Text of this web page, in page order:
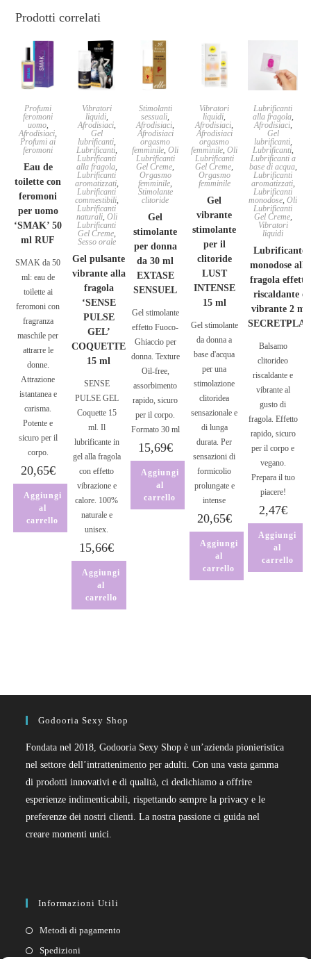
Prodotti correlati
Profumi
feromoni
uomo,
Afrodisiaci,
Profumi ai
feromoni
Eau de
toilette con
feromoni
per uomo
‘SMAK’ 50
ml RUF
SMAK da 50
ml: eau de
toilette ai
feromoni con
fragranza
maschile per
attrarre le
donne.
Attrazione
istantanea e
carisma.
Potente e
sicuro per il
corpo.
20,65€
Aggiungi
al
carrello
Vibratori
liquidi,
Afrodisiaci,
Gel
lubrificanti,
Lubrificanti,
Lubrificanti
alla fragola,
Lubrificanti
aromatizzati,
Lubrificanti
commestibili,
Lubrificanti
naturali, Oli
Lubrificanti
Gel Creme,
Sesso orale
Gel pulsante
vibrante alla
fragola
‘SENSE
PULSE
GEL’
COQUETTE
15 ml
SENSE
PULSE GEL
Coquette 15
ml. Il
lubrificante in
gel alla fragola
con effetto
vibrazione e
calore. 100%
naturale e
unisex.
15,66€
Aggiungi
al
carrello
Stimolanti
sessuali,
Afrodisiaci,
Afrodisiaci
orgasmo
femminile,Oli
Lubrificanti
Gel Creme,
Orgasmo
femminile,
Stimolante
clitoride
Gel
stimolante
per donna
da 30 ml
EXTASE
SENSUEL
Gel stimolante
effetto Fuoco-
Ghiaccio per
donna. Texture
Oil-free,
assorbimento
rapido, sicuro
per il corpo.
Formato 30 ml
15,69€
Aggiungi
al
carrello
Vibratori
liquidi,
Afrodisiaci,
Afrodisiaci
orgasmo
femminile,Oli
Lubrificanti
Gel Creme,
Orgasmo
femminile
Gel
vibrante
stimolante
per il
clitoride
LUST
INTENSE
15 ml
Gel stimolante
da donna a
base d'acqua
per una
stimolazione
clitoridea
sensazionale e
di lunga
durata. Per
sensazioni di
formicolio
prolungate e
intense
20,65€
Aggiungi
al
carrello
Lubrificanti
alla fragola,
Afrodisiaci,
Gel
lubrificanti,
Lubrificanti,
Lubrificanti a
base di acqua,
Lubrificanti
aromatizzati,
Lubrificanti
monodose,Oli
Lubrificanti
Gel Creme,
Vibratori
liquidi
Lubrificante
monodose alla
fragola effetto
riscaldante e
vibrante 2 ml
Balsamo
clitorideo
riscaldante e
vibrante al
gusto di
fragola. Effetto
rapido, sicuro
per il corpo e
vegano.
Prepara il tuo
piacere!
2,47€
Aggiungi
al
carrello
Godooria Sexy Shop
Fondata nel 2018, Godooria Sexy Shop è un’azienda pionieristica
nel settore dell’intrattenimento per adulti. Con una vasta gamma
di prodotti innovativi e di qualità, ci dedichiamo a offrire
esperienze indimenticabili, rispettando sempre la privacy e le
preferenze dei nostri clienti. La nostra passione ci guida nel
creare momenti unici.
Informazioni Utili
Metodi di pagamento
Spedizioni